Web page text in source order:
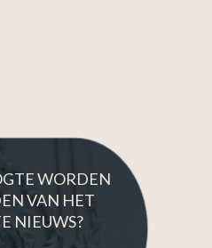
WORDEN
VAN HET
NIEUWS?